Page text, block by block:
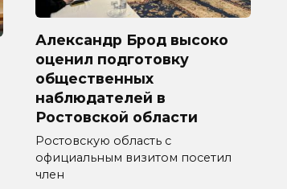
Александр Брод высоко
оценил подготовку
общественных
наблюдателей в
Ростовской области
Ростовскую область с
официальным визитом посетил
член